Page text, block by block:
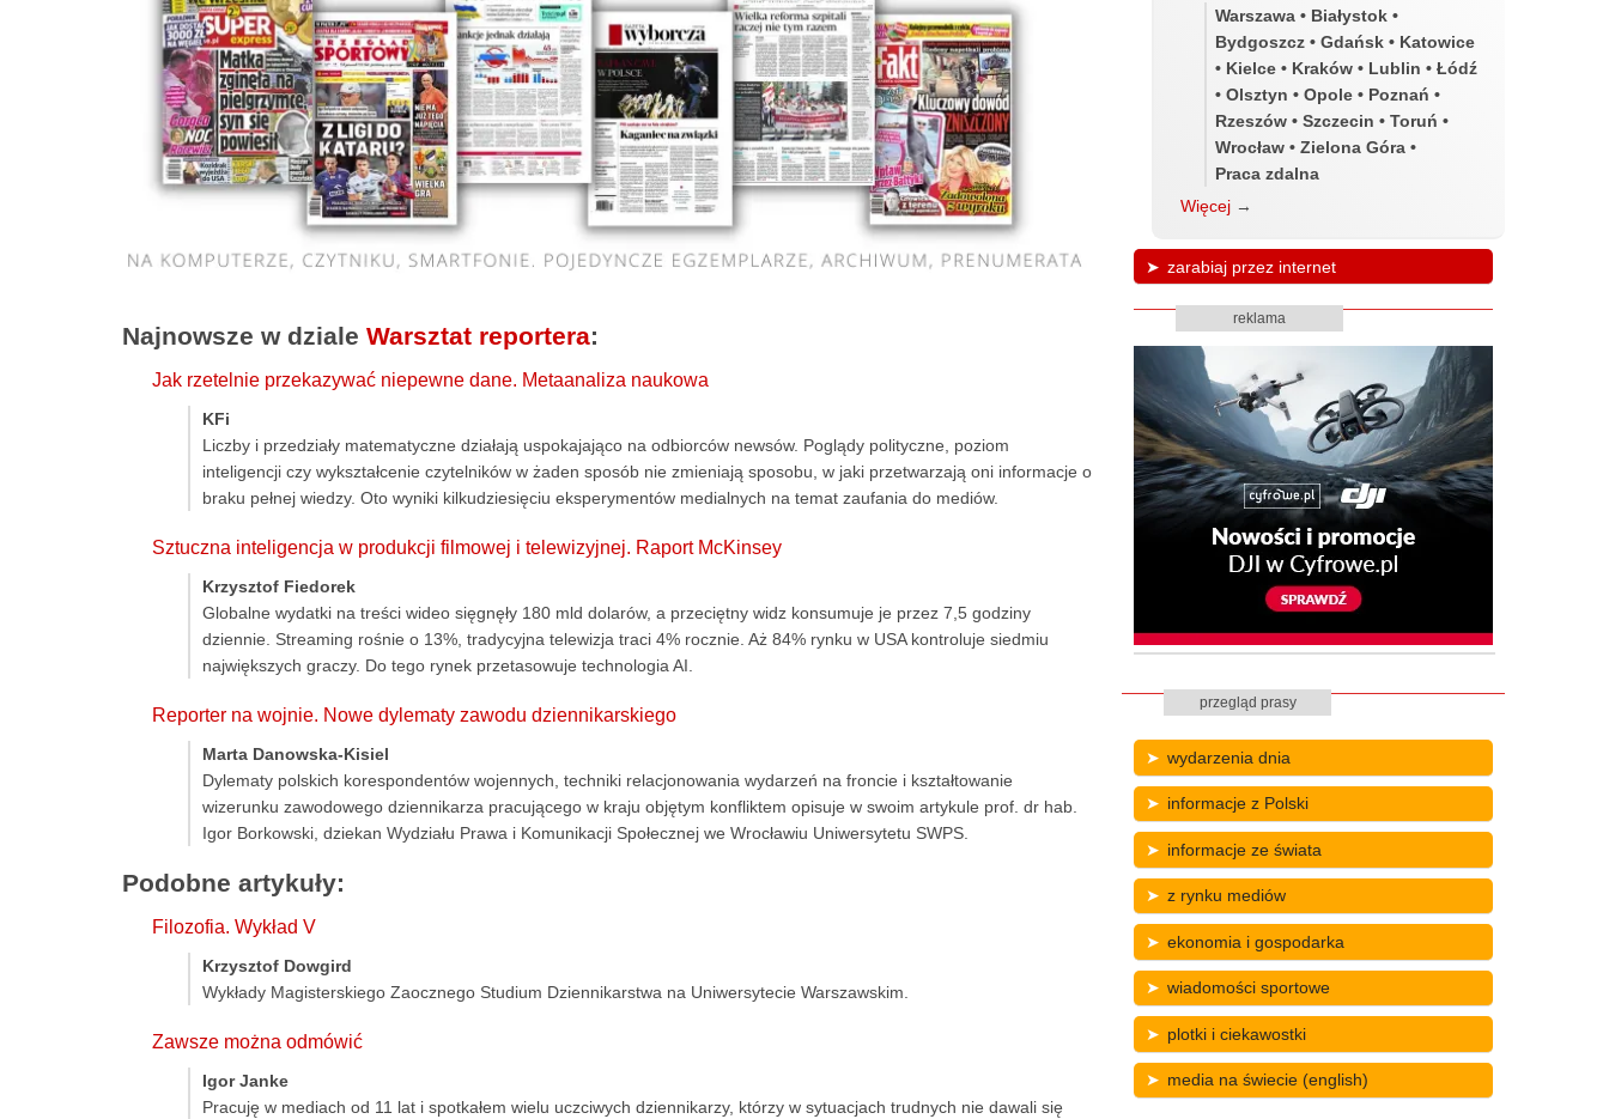
Najnowsze w dziale Warsztat reportera:
Jak rzetelnie przekazywać niepewne dane. Metaanaliza naukowa
KFi
Liczby i przedziały matematyczne działają uspokajająco na odbiorców newsów. Poglądy polityczne, poziom
inteligencji czy wykształcenie czytelników w żaden sposób nie zmieniają sposobu, w jaki przetwarzają oni informacje o
braku pełnej wiedzy. Oto wyniki kilkudziesięciu eksperymentów medialnych na temat zaufania do mediów.
Sztuczna inteligencja w produkcji filmowej i telewizyjnej. Raport McKinsey
Krzysztof Fiedorek
Globalne wydatki na treści wideo sięgnęły 180 mld dolarów, a przeciętny widz konsumuje je przez 7,5 godziny
dziennie. Streaming rośnie o 13%, tradycyjna telewizja traci 4% rocznie. Aż 84% rynku w USA kontroluje siedmiu
największych graczy. Do tego rynek przetasowuje technologia AI.
Reporter na wojnie. Nowe dylematy zawodu dziennikarskiego
Marta Danowska-Kisiel
Dylematy polskich korespondentów wojennych, techniki relacjonowania wydarzeń na froncie i kształtowanie
wizerunku zawodowego dziennikarza pracującego w kraju objętym konfliktem opisuje w swoim artykule prof. dr hab.
Igor Borkowski, dziekan Wydziału Prawa i Komunikacji Społecznej we Wrocławiu Uniwersytetu SWPS.
Podobne artykuły:
Filozofia. Wykład V
Krzysztof Dowgird
Wykłady Magisterskiego Zaocznego Studium Dziennikarstwa na Uniwersytecie Warszawskim.
Zawsze można odmówić
Igor Janke
Pracuję w mediach od 11 lat i spotkałem wielu uczciwych dziennikarzy, którzy w sytuacjach trudnych nie dawali się
Warszawa • Białystok •
Bydgoszcz • Gdańsk • Katowice
• Kielce • Kraków • Lublin • Łódź
• Olsztyn • Opole • Poznań •
Rzeszów • Szczecin • Toruń •
Wrocław • Zielona Góra •
Praca zdalna
Więcej →
zarabiaj przez internet
reklama
przegląd prasy
wydarzenia dnia
informacje z Polski
informacje ze świata
z rynku mediów
ekonomia i gospodarka
wiadomości sportowe
plotki i ciekawostki
media na świecie (english)